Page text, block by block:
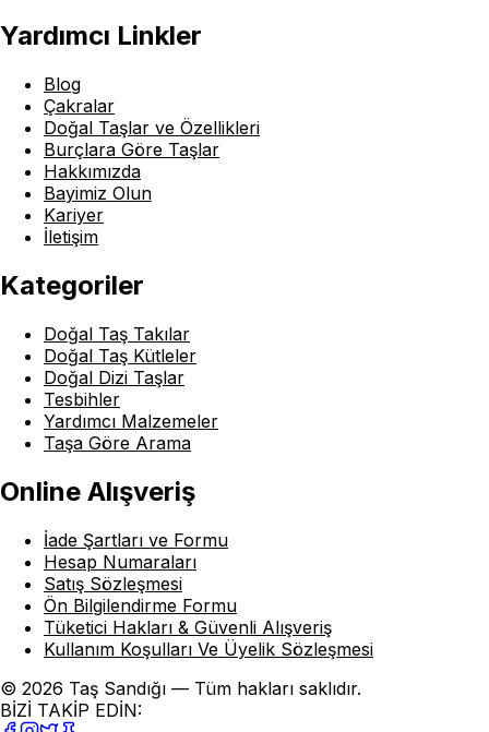
Yardımcı Linkler
Blog
Çakralar
Doğal Taşlar ve Özellikleri
Burçlara Göre Taşlar
Hakkımızda
Bayimiz Olun
Kariyer
İletişim
Kategoriler
Doğal Taş Takılar
Doğal Taş Kütleler
Doğal Dizi Taşlar
Tesbihler
Yardımcı Malzemeler
Taşa Göre Arama
Online Alışveriş
İade Şartları ve Formu
Hesap Numaraları
Satış Sözleşmesi
Ön Bilgilendirme Formu
Tüketici Hakları & Güvenli Alışveriş
Kullanım Koşulları Ve Üyelik Sözleşmesi
© 2026 Taş Sandığı — Tüm hakları saklıdır.
BİZİ TAKİP EDİN: